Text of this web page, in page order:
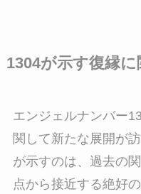
1304が示す復縁
エンジェルナンバー
関して新たな展開が
が示すのは、過去の
点から接近する絶好